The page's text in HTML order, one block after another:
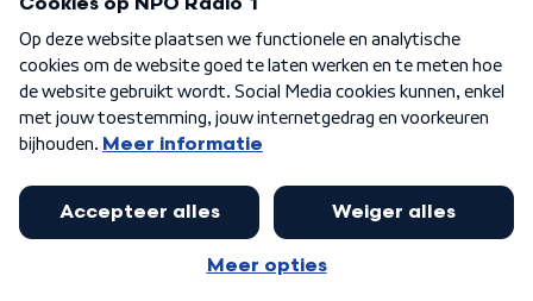
Algemene voorwaarden